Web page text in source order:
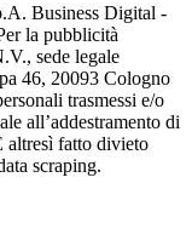
Business Digital -
la pubblicità
sede legale
46, 20093 Cologno
trasmessi e/o
all’addestramento di
altresì fatto divieto
scraping.